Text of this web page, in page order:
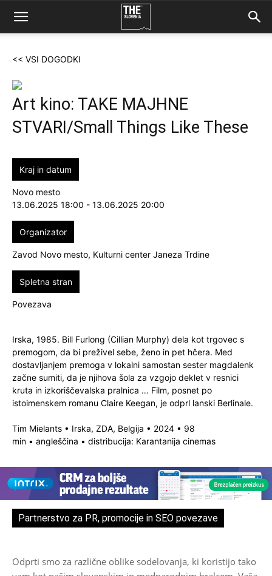
<< VSI DOGODKI
Art kino: TAKE MAJHNE
STVARI/Small Things Like These
Kraj in datum
Novo mesto
13.06.2025 18:00 - 13.06.2025 20:00
Organizator
Zavod Novo mesto, Kulturni center Janeza Trdine
Spletna stran
Povezava
Irska, 1985. Bill Furlong (Cillian Murphy) dela kot trgovec s
premogom, da bi preživel sebe, ženo in pet hčera. Med
dostavljanjem premoga v lokalni samostan sester magdalenk
začne sumiti, da je njihova šola za vzgojo deklet v resnici
kruta in izkoriščevalska pralnica … Film, posnet po
istoimenskem romanu Claire Keegan, je odprl lanski Berlinale.
Tim Mielants • Irska, ZDA, Belgija • 2024 • 98
min • angleščina • distribucija: Karantanija cinemas
Partnerstvo za PR, promocije in SEO povezave
Odprti smo za različne oblike sodelovanja, ki koristijo tako